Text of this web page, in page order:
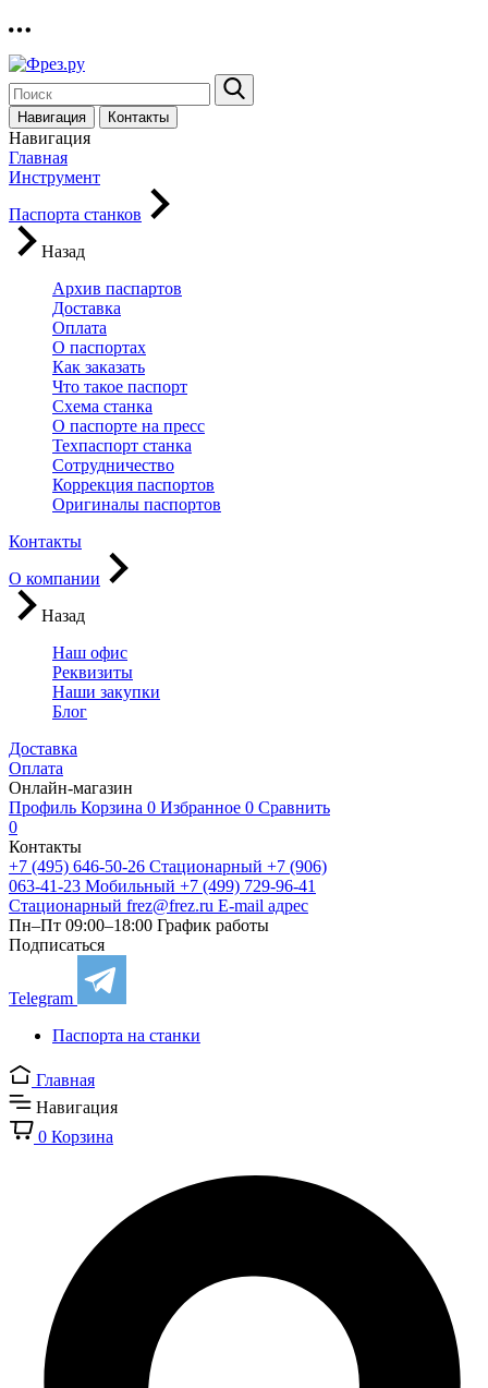
Навигация Контакты
Навигация
Главная
Инструмент
Паспорта станков
Назад
Архив паспартов
Доставка
Оплата
О паспортах
Как заказать
Что такое паспорт
Схема станка
О паспорте на пресс
Техпаспорт станка
Сотрудничество
Коррекция паспортов
Оригиналы паспортов
Контакты
О компании
Назад
Наш офис
Реквизиты
Наши закупки
Блог
Доставка
Оплата
Онлайн-магазин
Профиль Корзина 0 Избранное 0 Сравнить
0
Контакты
+7 (495) 646-50-26 Стационарный +7 (906)
063-41-23 Мобильный +7 (499) 729-96-41
Стационарный frez@frez.ru E-mail адрес
Пн–Пт 09:00–18:00 График работы
Подписаться
Telegram
Паспорта на станки
Главная
Навигация
0 Корзина